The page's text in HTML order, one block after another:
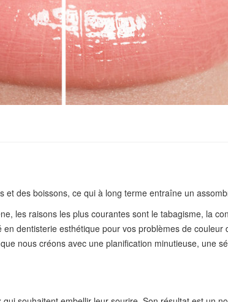
et des boissons, ce qui à long terme entraîne un
les raisons les plus courantes sont le tabagisme, la
dentisterie esthétique pour vos problèmes de
nous créons avec une planification minutieuse, une